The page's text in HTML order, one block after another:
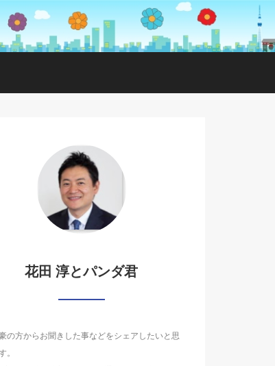
花田 淳とパンダ君
の方からお聞きした事などをシェアしたいと思
。